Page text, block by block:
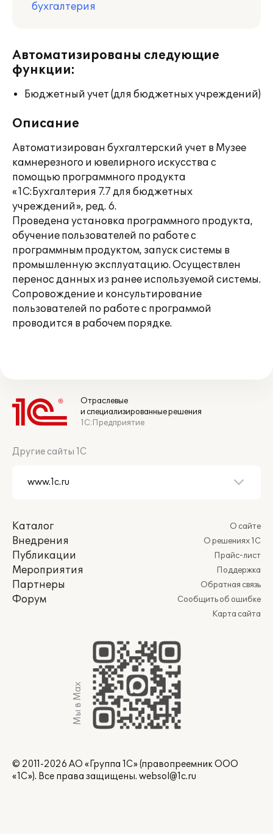
бухгалтерия
Автоматизированы следующие
функции:
Бюджетный учет (для бюджетных учреждений)
Описание
Автоматизирован бухгалтерский учет в Музее
камнерезного и ювелирного искусства с
помощью программного продукта
«1С:Бухгалтерия 7.7 для бюджетных
учреждений», ред. 6.
Проведена установка программного продукта,
обучение пользователей по работе с
программным продуктом, запуск системы в
промышленную эксплуатацию. Осуществлен
перенос данных из ранее используемой системы.
Сопровождение и консультирование
пользователей по работе с программой
проводится в рабочем порядке.
Отраслевые
и специализированные решения
1С:Предприятие
Другие сайты 1С
Каталог
Внедрения
Публикации
Мероприятия
Партнеры
Форум
О сайте
О решениях 1С
Прайс-лист
Поддержка
Обратная связь
Сообщить об ошибке
Карта сайта
Мы в Max
© 2011-2026 АО «Группа 1С» (правопреемник ООО
«1С»). Все права защищены. websol@1c.ru